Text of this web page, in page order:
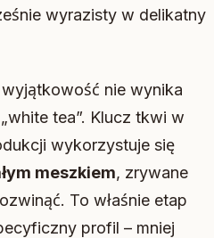
wyrazisty w delikatny
nie wynika
tea”. Klucz tkwi w
wykorzystuje się
meszkiem, zrywane
To właśnie etap
profil – mniej